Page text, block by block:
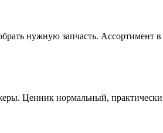
нужную запчасть. Ассортимент
Ценник нормальный,